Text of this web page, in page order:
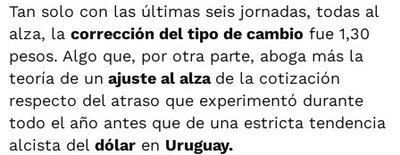
Tan solo con las últimas seis jornadas, todas al
alza, la corrección del tipo de cambio fue 1,30
pesos. Algo que, por otra parte, aboga más la
teoría de un ajuste al alza de la cotización
respecto del atraso que experimentó durante
todo el año antes que de una estricta tendencia
alcista del dólar en Uruguay.